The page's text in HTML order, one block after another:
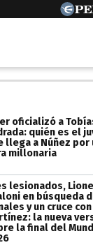
oficializó a
quién es el
llega a Núñez por
millonaria
lesionados,
en búsqueda
y un cruce
la nueva
la final del